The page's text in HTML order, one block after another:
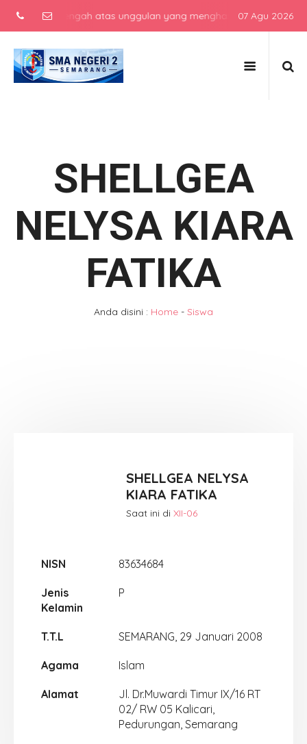
menengah atas unggulan yang menghasilkan lulusan
07 Agu 2026
SHELLGEA
NELYSA KIARA
FATIKA
Anda disini : Home - Siswa
SHELLGEA NELYSA
KIARA FATIKA
Saat ini diXII-06
NISN 83634684
Jenis
Kelamin
P
T.T.L SEMARANG, 29 Januari 2008
Agama Islam
Alamat
Jl. Dr.Muwardi Timur IX/16 RT
02/ RW 05 Kalicari,
Pedurungan, Semarang